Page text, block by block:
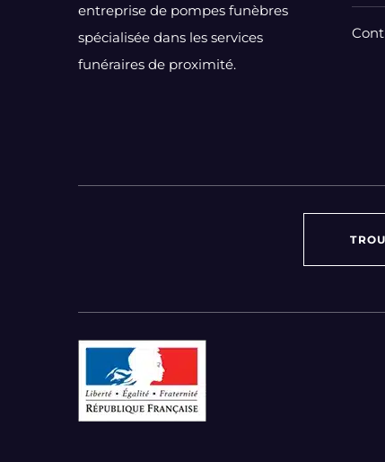
entreprise de pompes funèbres
spécialisée dans les services
funéraires de proximité.
Par région :
Auvergne-Rhône-Alpes
Bourgogne-Franche-Comté